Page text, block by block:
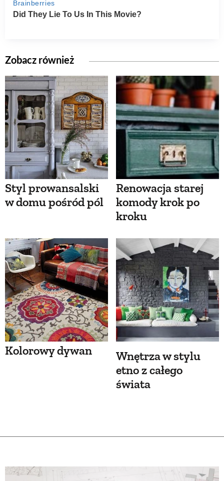
Zobacz również
Styl prowansalski
w domu pośród pól
Renowacja starej
komody krok po
kroku
Kolorowy dywan
Wnętrza w stylu
etno z całego
świata